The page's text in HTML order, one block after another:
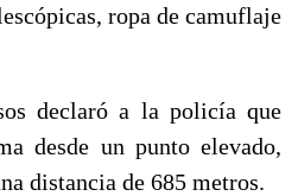
ropa de camuflaje
declaró a la policía que
desde un punto elevado,
distancia de 685 metros.